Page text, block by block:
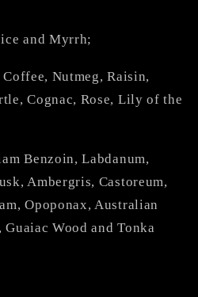
and Myrrh;
Nutmeg, Raisin,
Cognac, Rose, Lily of the
Benzoin, Labdanum,
Ambergris, Castoreum,
Opoponax, Australian
Wood and Tonka